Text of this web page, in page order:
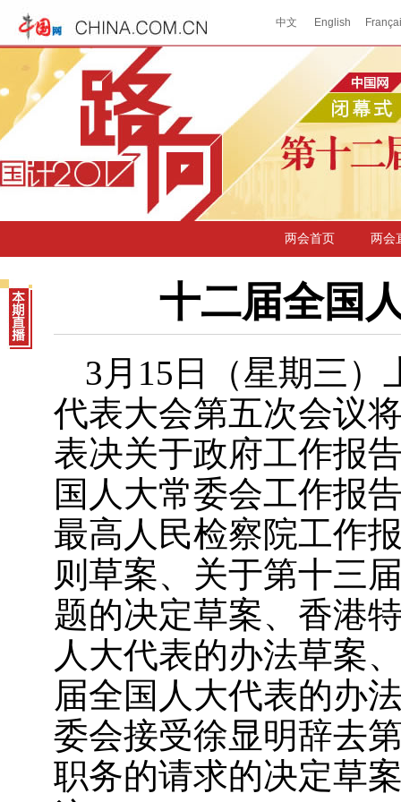
两会首页 两会
十二届全国
3月15日（星期三）
代表大会第五次会议
表决关于政府工作报
国人大常委会工作报
最高人民检察院工作
则草案、关于第十三
题的决定草案、香港
人大代表的办法草案
届全国人大代表的办
委会接受徐显明辞去
职务的请求的决定草